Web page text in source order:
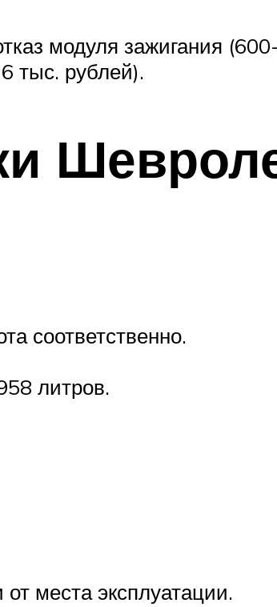
модуля зажигания
тыс. рублей).
соответственно.
литров.
места эксплуатации.